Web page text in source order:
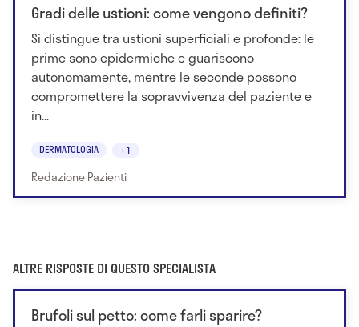
Gradi delle ustioni: come vengono definiti?
Si distingue tra ustioni superficiali e profonde: le
prime sono epidermiche e guariscono
autonomamente, mentre le seconde possono
compromettere la sopravvivenza del paziente e
in...
DERMATOLOGIA +1
Redazione Pazienti
ALTRE RISPOSTE DI QUESTO SPECIALISTA
Brufoli sul petto: come farli sparire?